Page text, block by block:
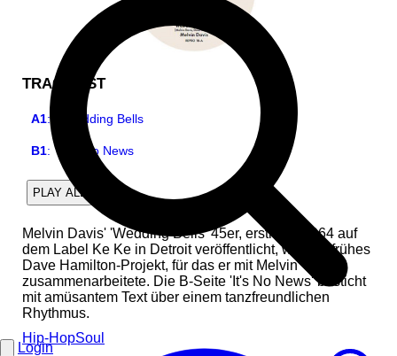
Login
TRACKLIST
A1: Wedding Bells
B1: It's No News
PLAY ALL
Melvin Davis' 'Wedding Bells' 45er, erstmals 1964 auf
dem Label Ke Ke in Detroit veröffentlicht, war ein frühes
Dave Hamilton-Projekt, für das er mit Melvin
zusammenarbeitete. Die B-Seite 'It's No News' besticht
mit amüsantem Text über einem tanzfreundlichen
Rhythmus.
Hip-HopSoul